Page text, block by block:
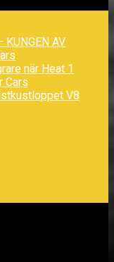
KUNGEN AV
när Heat 1
Cars
V8